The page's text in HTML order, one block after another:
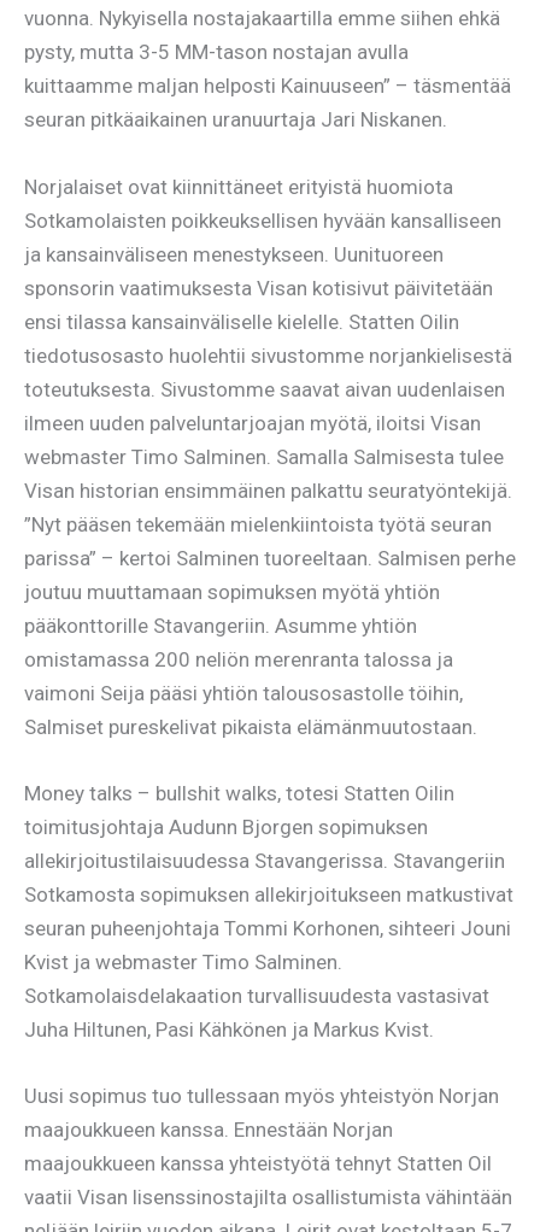
vuonna. Nykyisella nostajakaartilla emme siihen ehkä
pysty, mutta 3-5 MM-tason nostajan avulla
kuittaamme maljan helposti Kainuuseen” – täsmentää
seuran pitkäaikainen uranuurtaja Jari Niskanen.
Norjalaiset ovat kiinnittäneet erityistä huomiota
Sotkamolaisten poikkeuksellisen hyvään kansalliseen
ja kansainväliseen menestykseen. Uunituoreen
sponsorin vaatimuksesta Visan kotisivut päivitetään
ensi tilassa kansainväliselle kielelle. Statten Oilin
tiedotusosasto huolehtii sivustomme norjankielisestä
toteutuksesta. Sivustomme saavat aivan uudenlaisen
ilmeen uuden palveluntarjoajan myötä, iloitsi Visan
webmaster Timo Salminen. Samalla Salmisesta tulee
Visan historian ensimmäinen palkattu seuratyöntekijä.
”Nyt pääsen tekemään mielenkiintoista työtä seuran
parissa” – kertoi Salminen tuoreeltaan. Salmisen perhe
joutuu muuttamaan sopimuksen myötä yhtiön
pääkonttorille Stavangeriin. Asumme yhtiön
omistamassa 200 neliön merenranta talossa ja
vaimoni Seija pääsi yhtiön talousosastolle töihin,
Salmiset pureskelivat pikaista elämänmuutostaan.
Money talks – bullshit walks, totesi Statten Oilin
toimitusjohtaja Audunn Bjorgen sopimuksen
allekirjoitustilaisuudessa Stavangerissa. Stavangeriin
Sotkamosta sopimuksen allekirjoitukseen matkustivat
seuran puheenjohtaja Tommi Korhonen, sihteeri Jouni
Kvist ja webmaster Timo Salminen.
Sotkamolaisdelakaation turvallisuudesta vastasivat
Juha Hiltunen, Pasi Kähkönen ja Markus Kvist.
Uusi sopimus tuo tullessaan myös yhteistyön Norjan
maajoukkueen kanssa. Ennestään Norjan
maajoukkueen kanssa yhteistyötä tehnyt Statten Oil
vaatii Visan lisenssinostajilta osallistumista vähintään